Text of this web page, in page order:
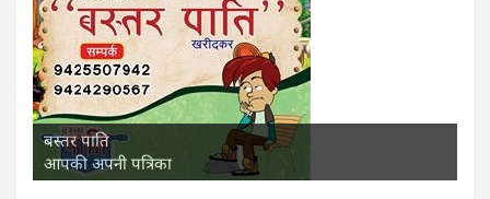
बस्तर पाति
आपकी अपनी पत्रिका